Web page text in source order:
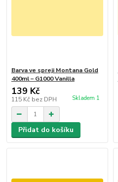
Barva ve spreji Montana Gold
400ml – G1000 Vanilla
139 Kč
115 Kč bez DPH Skladem 1
Přidat do košíku